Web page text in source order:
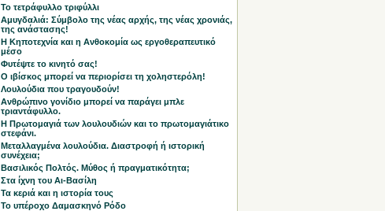
Το τετράφυλλο τριφύλλι
Αμυγδαλιά: Σύμβολο της νέας αρχής, της νέας χρονιάς,
της ανάστασης!
Η Κηποτεχνία και η Ανθοκομία ως εργοθεραπευτικό
μέσο
Φυτέψτε το κινητό σας!
Ο ιβίσκος μπορεί να περιορίσει τη χοληστερόλη!
Λουλούδια που τραγουδούν!
Ανθρώπινο γονίδιο μπορεί να παράγει μπλε
τριαντάφυλλο.
Η Πρωτομαγιά των λουλουδιών και το πρωτομαγιάτικο
στεφάνι.
Μεταλλαγμένα λουλούδια. Διαστροφή ή ιστορική
συνέχεια;
Βασιλικός Πολτός. Μύθος ή πραγματικότητα;
Στα ίχνη του Αι-Βασίλη
Τα κεριά και η ιστορία τους
Το υπέροχο Δαμασκηνό Ρόδο